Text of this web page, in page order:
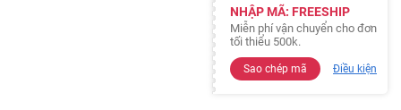
NHẬP MÃ: FREESHIP
Miễn phí vận chuyển cho đơn
tối thiểu 500k.
Sao chép mã Điều kiện